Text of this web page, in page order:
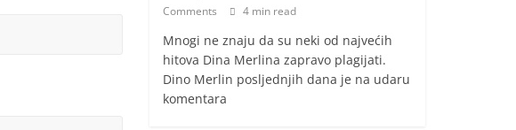
Comments
4 min read
Mnogi ne znaju da su neki od najvećih
hitova Dina Merlina zapravo plagijati.
Dino Merlin posljednjih dana je na udaru
komentara